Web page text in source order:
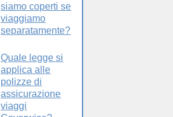
siamo coperti se
viaggiamo
separatamente?
Quale legge si
applica alle
polizze di
assicurazione
viaggi